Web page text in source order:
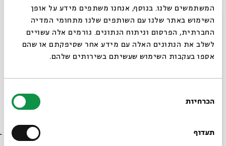
המשתמשים שלנו. בנוסף, אנחנו משתפים מידע על אופן
השימוש באתר שלנו עם השותפים שלנו מתחומי המדיה
החברתית, הפרסום וניתוח הנתונים. גורמים אלה עשויים
לשלב את הנתונים האלה עם מידע אחר שסיפקתם או שהם
אספו בעקבות השימוש שעשיתם בשירותים שלהם.
הסכמה
הכרחיות
תעדוף
סדרת מפגשים לילדים שאוהבים לקרוא וחולמים לכתוב
סגור